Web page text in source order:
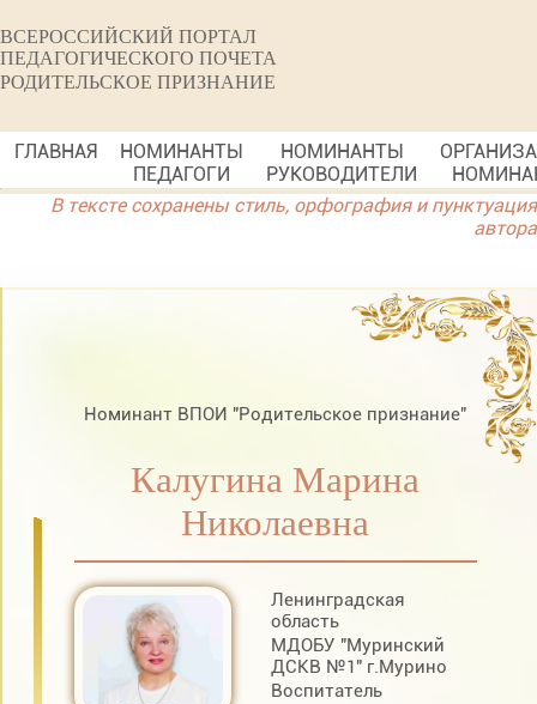
ВСЕРОССИЙСКИЙ ПОРТАЛ
ПЕДАГОГИЧЕСКОГО ПОЧЕТА
РОДИТЕЛЬСКОЕ ПРИЗНАНИЕ
ГЛАВНАЯ
НОМИНАНТЫ
ПЕДАГОГИ
НОМИНАНТЫ
РУКОВОДИТЕЛИ
В тексте сохранены стиль, орфография и пунктуация
автора
Номинант ВПОИ "Родительское признание"
Калугина Марина
Николаевна
Ленинградская
область
МДОБУ "Муринский
ДСКВ №1" г.Мурино
Воспитатель